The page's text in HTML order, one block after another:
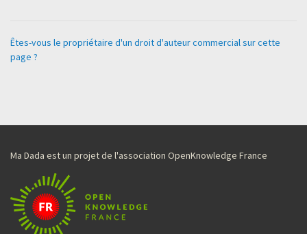
Êtes-vous le propriétaire d'un droit d'auteur commercial sur cette
page ?
Ma Dada est un projet de l'association OpenKnowledge France